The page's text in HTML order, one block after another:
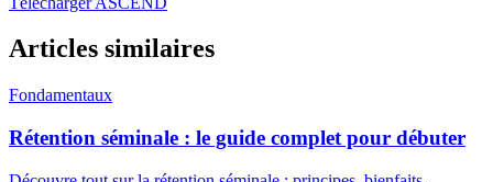
Articles similaires
Fondamentaux
Rétention séminale : le guide complet pour débuter